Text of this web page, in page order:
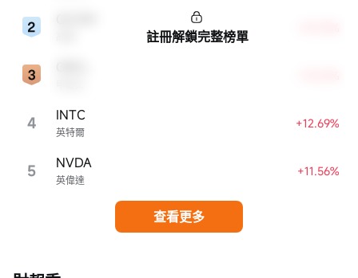
4 英特爾
INTC +12.69%
5 英偉達
NVDA +11.56%
註冊解鎖完整榜單
查看更多